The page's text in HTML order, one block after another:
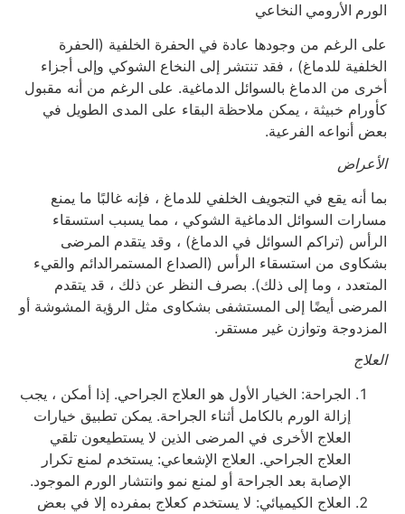
الورم الأرومي النخاعي
على الرغم من وجودها عادة في الحفرة الخلفية (الحفرة
الخلفية للدماغ) ، فقد تنتشر إلى النخاع الشوكي وإلى أجزاء
أخرى من الدماغ بالسوائل الدماغية. على الرغم من أنه مقبول
كأورام خبيثة ، يمكن ملاحظة البقاء على المدى الطويل في
بعض أنواعه الفرعية.
الأعراض
بما أنه يقع في التجويف الخلفي للدماغ ، فإنه غالبًا ما يمنع
مسارات السوائل الدماغية الشوكي ، مما يسبب استسقاء
الرأس (تراكم السوائل في الدماغ) ، وقد يتقدم المرضى
بشكاوى من استسقاء الرأس (الصداع المستمرالدائم والقيء
المتعدد ، وما إلى ذلك). بصرف النظر عن ذلك ، قد يتقدم
المرضى أيضًا إلى المستشفى بشكاوى مثل الرؤية المشوشة أو
المزدوجة وتوازن غير مستقر.
العلاج
الجراحة: الخيار الأول هو العلاج الجراحي. إذا أمكن ، يجب
إزالة الورم بالكامل أثناء الجراحة. يمكن تطبيق خيارات
العلاج الأخرى في المرضى الذين لا يستطيعون تلقي
العلاج الجراحي. العلاج الإشعاعي: يستخدم لمنع تكرار
الإصابة بعد الجراحة أو لمنع نمو وانتشار الورم الموجود.
العلاج الكيميائي: لا يستخدم كعلاج بمفرده إلا في بعض